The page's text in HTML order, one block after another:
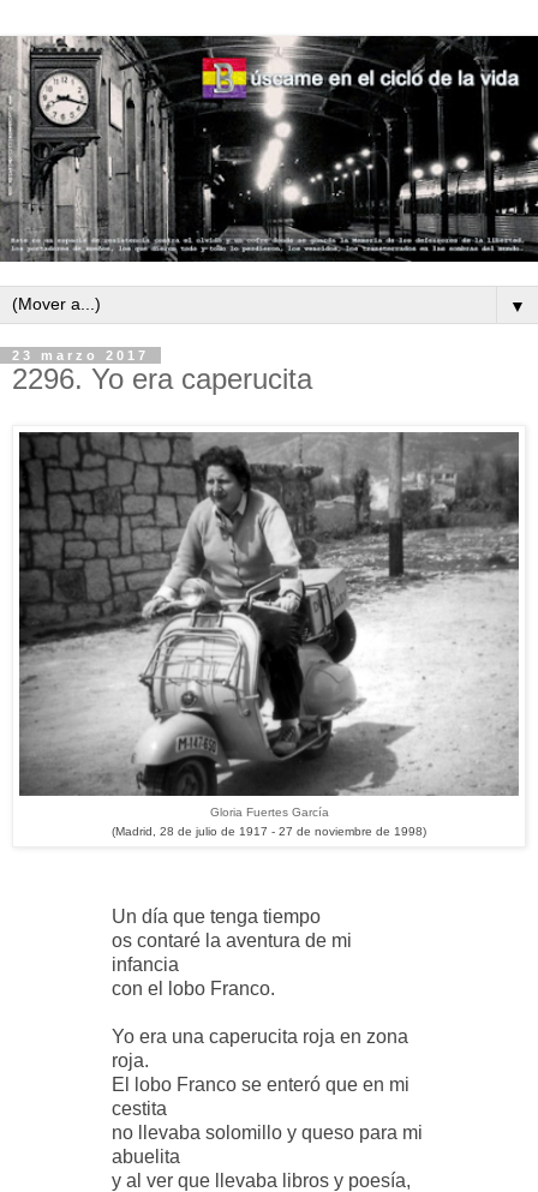
▼
23 marzo 2017
2296. Yo era caperucita
Gloria Fuertes García
(Madrid, 28 de julio de 1917 - 27 de noviembre de 1998)
Un día que tenga tiempo
os contaré la aventura de mi
infancia
con el lobo Franco.
Yo era una caperucita roja en zona
roja.
El lobo Franco se enteró que en mi
cestita
no llevaba solomillo y queso para mi
abuelita
y al ver que llevaba libros y poesía,